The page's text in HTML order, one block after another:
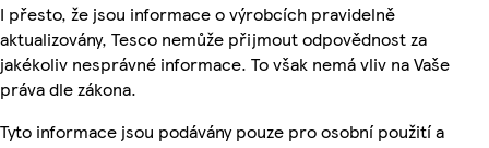
I přesto, že jsou informace o výrobcích pravidelně
aktualizovány, Tesco nemůže přijmout odpovědnost za
jakékoliv nesprávné informace. To však nemá vliv na Vaše
práva dle zákona.
Tyto informace jsou podávány pouze pro osobní použití a